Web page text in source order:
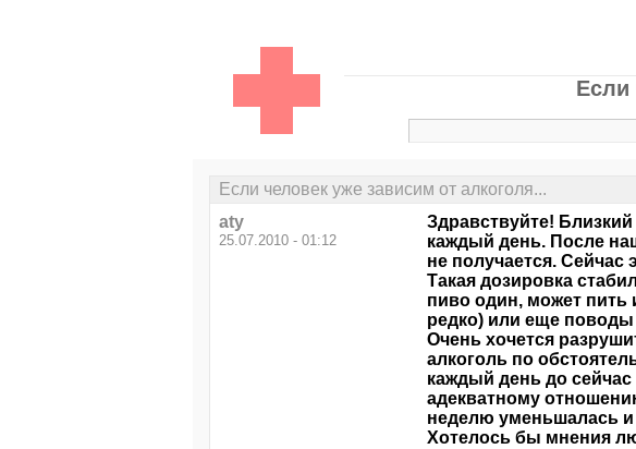
Если
Если человек уже зависим от алкоголя...
aty
25.07.2010 - 01:12
Здравствуйте!
каждый день. После
не получается. Сейчас
Такая дозировка
пиво один, может пить
редко) или еще поводы
Очень хочется
алкоголь по
каждый день до
адекватному
неделю уменьшалась и
Хотелось бы мнения